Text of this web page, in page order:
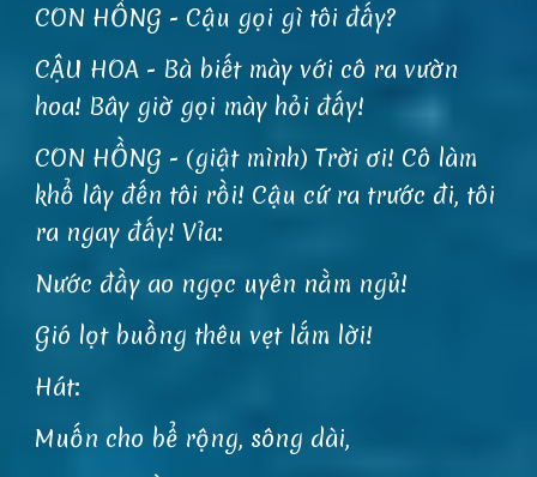
CON HỒNG - Cậu gọi gì tôi đấy?
CẬU HOA - Bà biết mày với cô ra vườn
hoa! Bây giờ gọi mày hỏi đấy!
CON HỒNG - (giật mình) Trời ơi! Cô làm
khổ lây đến tôi rồi! Cậu cứ ra trước đi, tôi
ra ngay đấy! Vỉa:
Nước đầy ao ngọc uyên nằm ngủ!
Gió lọt buồng thêu vẹt lắm lời!
Hát:
Muốn cho bể rộng, sông dài,